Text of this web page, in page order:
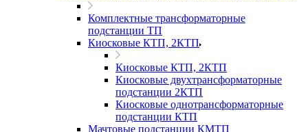
Комплектные трансформаторные
подстанции ТП
Киосковые КТП, 2КТП
Киосковые КТП, 2КТП
Киосковые двухтрансформаторные
подстанции 2КТП
Киосковые однотрансформаторные
подстанции КТП
Мачтовые подстанции КМТП